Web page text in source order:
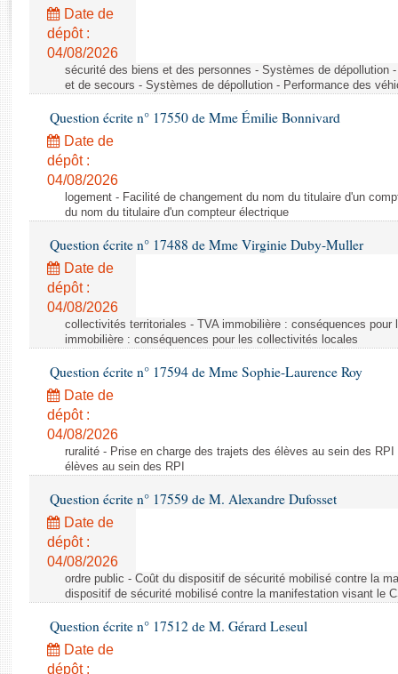
Rapports législatifs
Rapports sur l'application des lois
Baromètre de l’application des lois
Dossiers législatifs
Budget et sécurité sociale
Questions écrites et orales
Comptes rendus des débats
Date de
dépôt :
04/08/2026
sécurité des biens et des personnes - Systèmes de dépollution
et de secours - Systèmes de dépollution - Performance des
Question écrite n° 17550 de Mme Émilie Bonnivard
Date de
dépôt :
04/08/2026
logement - Facilité de changement du nom du titulaire d'un
du nom du titulaire d'un compteur électrique
Question écrite n° 17488 de Mme Virginie Duby-Muller
Date de
dépôt :
04/08/2026
collectivités territoriales - TVA immobilière : conséquences
immobilière : conséquences pour les collectivités locales
Question écrite n° 17594 de Mme Sophie-Laurence Roy
Date de
dépôt :
04/08/2026
ruralité - Prise en charge des trajets des élèves au sein des
élèves au sein des RPI
Question écrite n° 17559 de M. Alexandre Dufosset
Date de
dépôt :
04/08/2026
ordre public - Coût du dispositif de sécurité mobilisé contre la
dispositif de sécurité mobilisé contre la manifestation visant le
Question écrite n° 17512 de M. Gérard Leseul
Date de
dépôt :